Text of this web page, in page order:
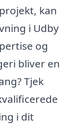
kan
i Udby
og
bliver en
Tjek
i dit